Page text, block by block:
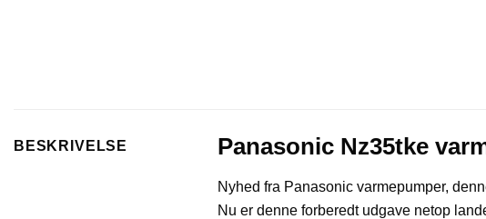
BESKRIVELSE Panasonic Nz35tke
Nyhed fra Panasonic varmepumper,
Nu er denne forberedt udgave netop